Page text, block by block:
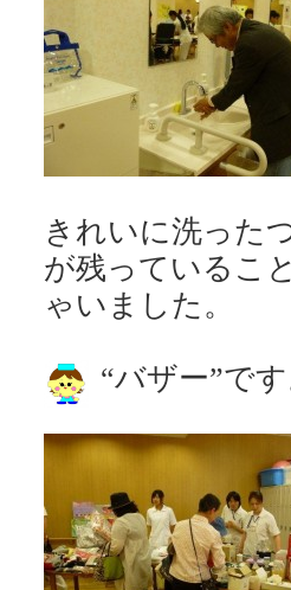
きれいに洗った
が残っているこ
ゃいました。
“バザー”です